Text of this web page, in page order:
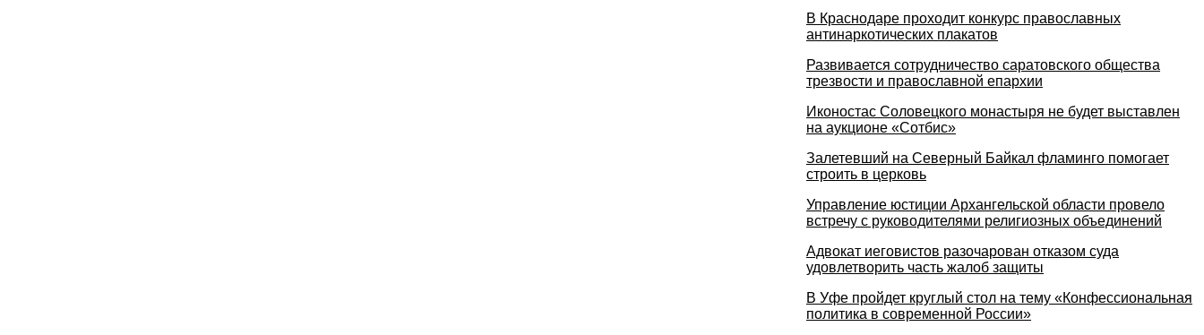
В Краснодаре проходит конкурс православных
антинаркотических плакатов
Развивается сотрудничество саратовского общества
трезвости и православной епархии
Иконостас Соловецкого монастыря не будет выставлен
на аукционе «Сотбис»
Залетевший на Северный Байкал фламинго помогает
строить в церковь
Управление юстиции Архангельской области провело
встречу с руководителями религиозных объединений
Адвокат иеговистов разочарован отказом суда
удовлетворить часть жалоб защиты
В Уфе пройдет круглый стол на тему «Конфессиональная
политика в современной России»